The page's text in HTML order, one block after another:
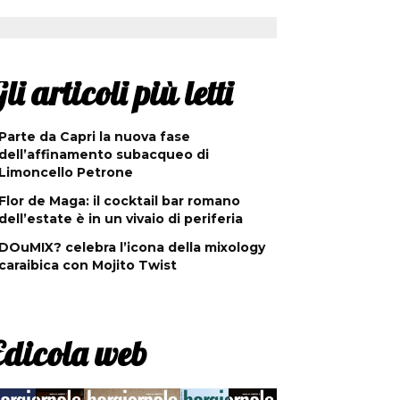
articoli più letti
da Capri la nuova fase
subacqueo di
Petrone
de Maga: il cocktail bar romano
è in un vivaio di periferia
celebra l’icona della mixology
con Mojito Twist
web